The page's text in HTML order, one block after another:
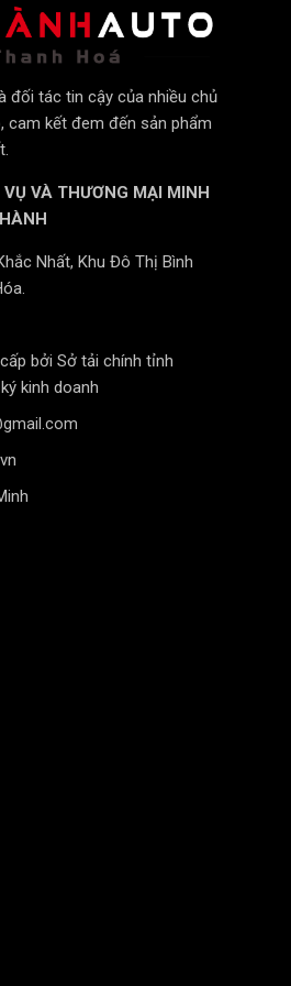
Zestech là khả năng cá
ghi hình ngay cả khi xe đã tắt
còn có nhiều tùy chọn kích
phù hợp với nhiều dòng xe
Zestech phổ biến bao
điểm nhờ cấu hình mạnh mẽ,
đối tác tin cậy của nhiều chủ
cam kết đem đến sản phẩm
VÀ THƯƠNG MẠI MINH
Nhất, Khu Đô Thị Bình
bởi Sở tải chính tỉnh
kinh doanh